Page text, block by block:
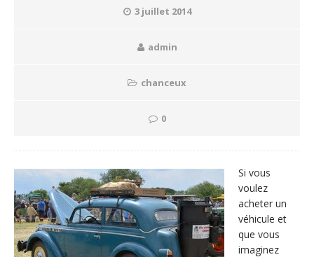
3 juillet 2014
admin
chanceux
0
Si vous
voulez
acheter un
véhicule et
que vous
imaginez